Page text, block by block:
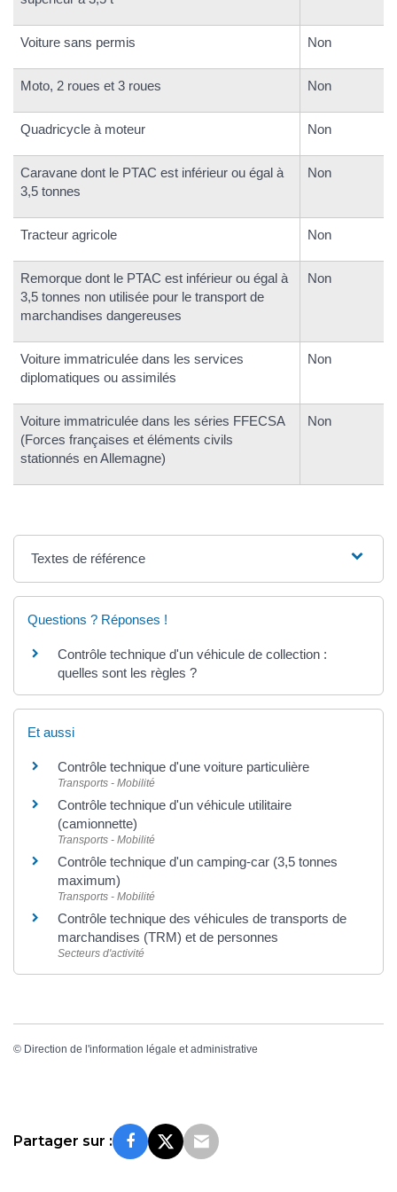
Voiture sans permis Non
Moto, 2 roues et 3 roues Non
Quadricycle à moteur Non
Caravane dont le PTAC est inférieur ou égal à
3,5 tonnes
Non
Tracteur agricole Non
Remorque dont le PTAC est inférieur ou égal à
3,5 tonnes non utilisée pour le transport de
marchandises dangereuses
Non
Voiture immatriculée dans les services
diplomatiques ou assimilés
Non
Voiture immatriculée dans les séries FFECSA
(Forces françaises et éléments civils
stationnés en Allemagne)
Non
Textes de référence
Questions ? Réponses !
Contrôle technique d'un véhicule de collection :
quelles sont les règles ?
Et aussi
Contrôle technique d'une voiture particulière
Transports - Mobilité
Contrôle technique d'un véhicule utilitaire
(camionnette)
Transports - Mobilité
Contrôle technique d'un camping-car (3,5 tonnes
maximum)
Transports - Mobilité
Contrôle technique des véhicules de transports de
marchandises (TRM) et de personnes
Secteurs d'activité
© Direction de l'information légale et administrative
Partager sur :